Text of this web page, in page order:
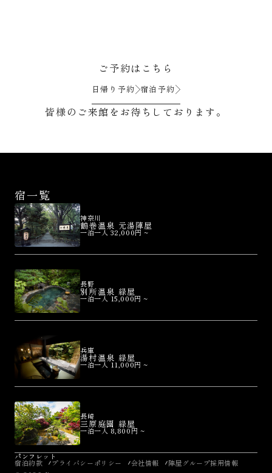
ご予約はこちら
日帰り予約 宿泊予約
皆様のご来館をお待ちしております。
宿一覧
神奈川
鶴巻温泉 元湯陣屋
一泊一人 32,000円 ~
長野
別所温泉 緑屋
一泊一人 15,000円 ~
兵庫
湯村温泉 緑屋
一泊一人 11,000円 ~
長崎
三原庭園 緑屋
一泊一人 8,800円 ~
パンフレット
宿泊約款 プライバシーポリシー 会社情報
陣屋グループ採用情報